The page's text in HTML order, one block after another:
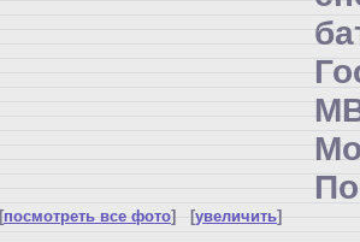
[посмотреть все фото] [увеличить]